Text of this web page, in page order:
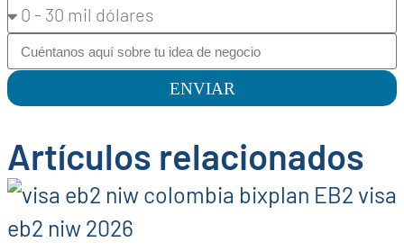
ENVIAR
Artículos relacionados